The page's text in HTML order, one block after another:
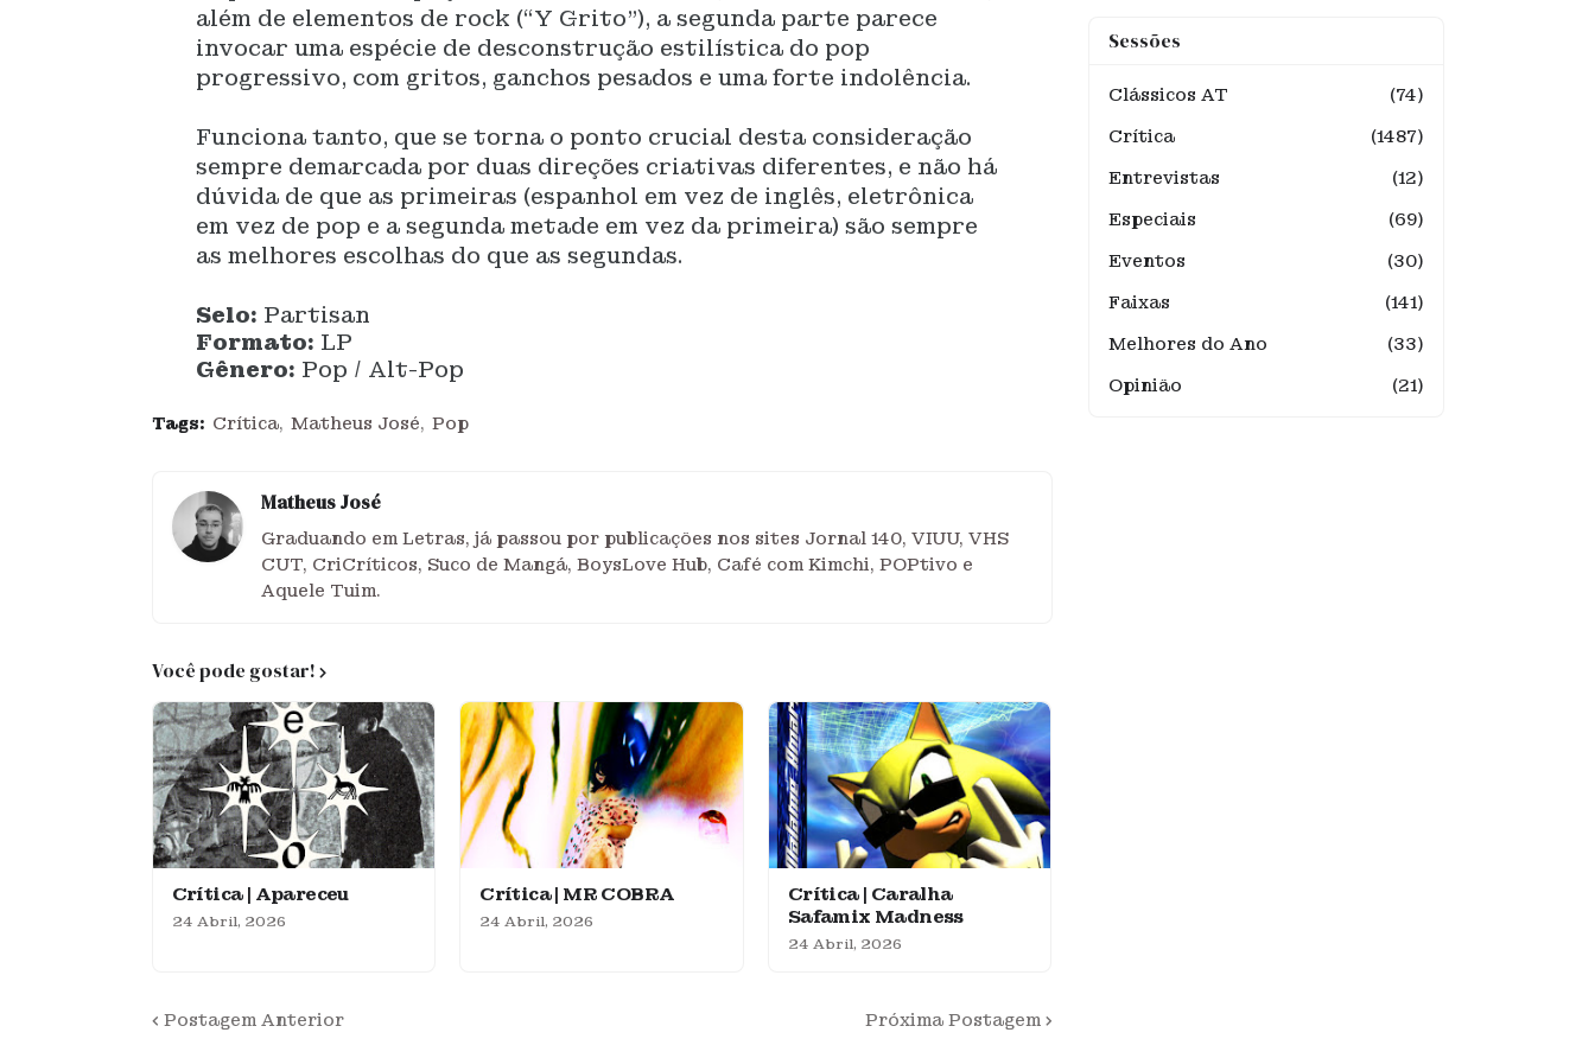
além de elementos de rock (“Y Grito”), a segunda parte parece
invocar uma espécie de desconstrução estilística do pop
progressivo, com gritos, ganchos pesados e uma forte indolência.
Funciona tanto, que se torna o ponto crucial desta consideração
sempre demarcada por duas direções criativas diferentes, e não há
dúvida de que as primeiras (espanhol em vez de inglês, eletrônica
em vez de pop e a segunda metade em vez da primeira) são sempre
as melhores escolhas do que as segundas.
Selo: Partisan
Formato: LP
Gênero: Pop / Alt-Pop
Tags: Crítica Matheus José Pop
Matheus José
Graduando em Letras, já passou por publicações nos sites Jornal 140, VIUU, VHS
CUT, CriCríticos, Suco de Mangá, BoysLove Hub, Café com Kimchi, POPtivo e
Aquele Tuim.
Você pode gostar!
Crítica | Apareceu
24 Abril, 2026
Crítica | MR COBRA
24 Abril, 2026
Crítica | Caralha
Safamix Madness
24 Abril, 2026
Postagem Anterior Próxima Postagem
Sessões
Clássicos AT
(74)
Crítica
(1487)
Entrevistas
(12)
Especiais
(69)
Eventos
(30)
Faixas
(141)
Melhores do Ano
(33)
Opinião
(21)